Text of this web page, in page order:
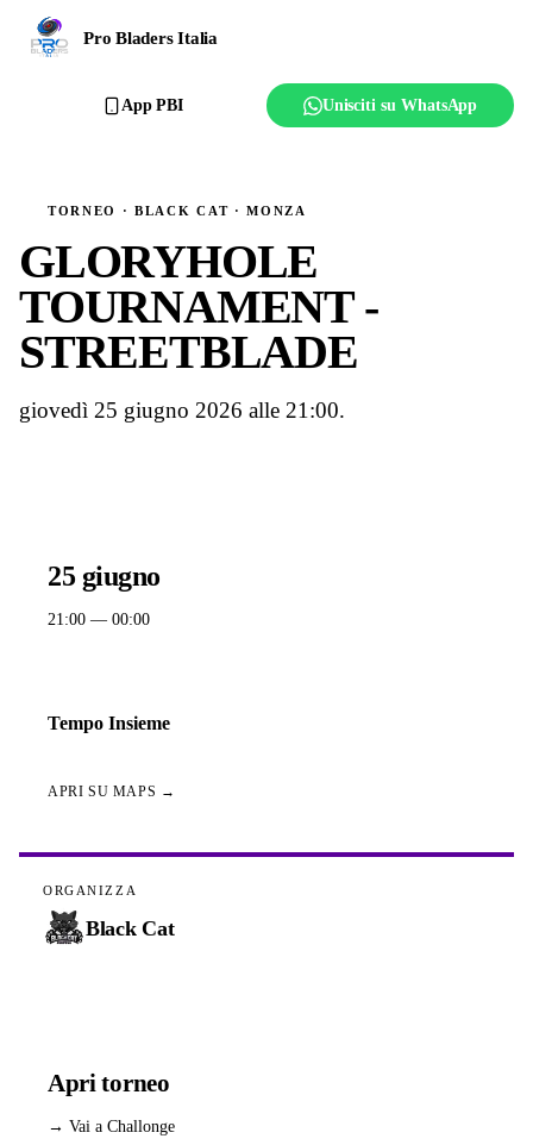
Pro Bladers Italia
Ranking
Regolamento
Affilia il club
App PBI Unisciti su WhatsApp
TORNEO · BLACK CAT · MONZA
GLORYHOLE
TOURNAMENT -
STREETBLADE
giovedì 25 giugno 2026 alle 21:00.
25 giugno
21:00 — 00:00
Tempo Insieme
APRI SU MAPS →
ORGANIZZA
Black Cat
Apri torneo
→ Vai a Challonge